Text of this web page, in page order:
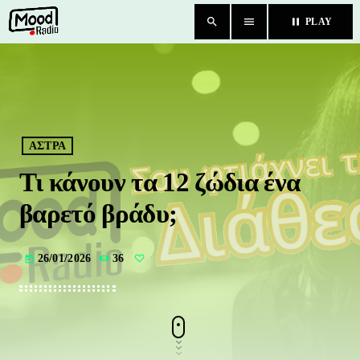
search menu pause PLAY
close
BLOG
TEAM
CHAT
ΚΑΤΗΓΟΡΙΕΣ
ΑΣΤΡΑ
Τι κάνουν τα 12 ζώδια ένα
βαρετό βράδυ;
today 26/01/2026 36